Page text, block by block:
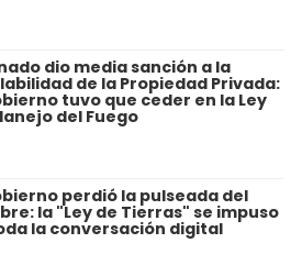
dio media sanción a la
de la Propiedad Privada:
tuvo que ceder en la Ley
del Fuego
perdió la pulseada del
la "Ley de Tierras" se impuso
la conversación digital